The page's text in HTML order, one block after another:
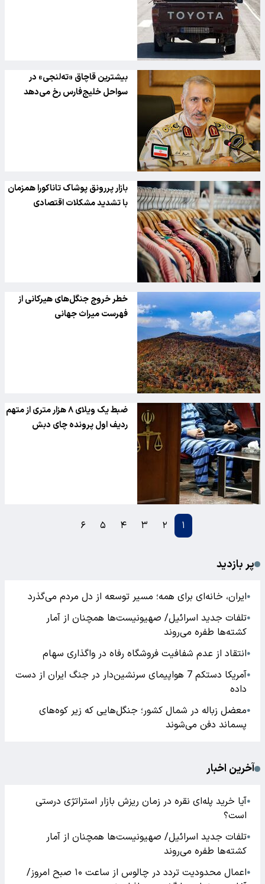
بیشترین قاچاق «ته‌لنجی» در
سواحل خلیج‌فارس رخ می‌دهد
بازار پررونق پوشاک تاناکورا همزمان
با تشدید مشکلات اقتصادی
خطر خروج جنگل‌های هیرکانی از
فهرست میراث جهانی
ضبط یک ویلای ۸ هزار متری از متهم
ردیف اول پرونده چای دبش
۱ ۲ ۳ ۴ ۵ ۶
پر بازدید
●ایران، خانه‌ای برای همه؛ مسیر توسعه از دل مردم می‌گذرد
●تلفات جدید اسرائیل/ صهیونیست‌ها همچنان از آمار
کشته‌ها طفره می‌روند
●انتقاد از عدم شفافیت فروشگاه رفاه در واگذاری سهام
●
آمریکا دستکم 7 هواپیمای سرنشین‌دار در جنگ ایران از دست
داده
●معضل زباله در شمال کشور؛ جنگل‌هایی که زیر کوه‌های
پسماند دفن می‌شوند
آخرین اخبار
●آیا خرید پله‌ای نقره در زمان ریزش بازار استراتژی درستی
است؟
●تلفات جدید اسرائیل/ صهیونیست‌ها همچنان از آمار
کشته‌ها طفره می‌روند
●
اعمال محدودیت تردد در چالوس از ساعت ۱۰ صبح امروز/